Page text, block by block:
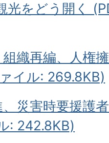
光をどう開く
織再編、人権
イル: 269.8KB)
災害時要援護
: 242.8KB)